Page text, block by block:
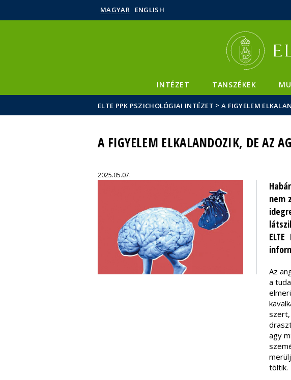
MAGYAR ENGLISH
INTÉZET TANSZÉKEK
ELTE PPK PSZICHOLÓGIAI INTÉZET > A FIGYELEM
A FIGYELEM ELKALANDOZIK, DE AZ
2025.05.07.
nem
Az
a
szert,
agy
töltik.